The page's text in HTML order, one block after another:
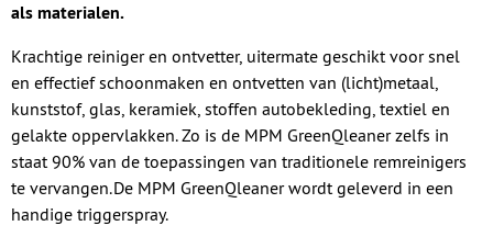
als materialen.
Krachtige reiniger en ontvetter, uitermate geschikt voor snel
en effectief schoonmaken en ontvetten van (licht)metaal,
kunststof, glas, keramiek, stoffen autobekleding, textiel en
gelakte oppervlakken. Zo is de MPM GreenQleaner zelfs in
staat 90% van de toepassingen van traditionele remreinigers
te vervangen. De MPM GreenQleaner wordt geleverd in een
handige triggerspray.